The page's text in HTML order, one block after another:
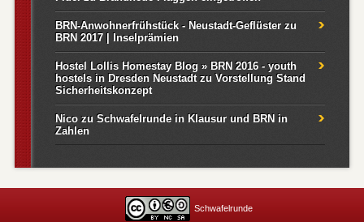
BRN-Anwohnerfrühstück - Neustadt-Geflüsterzu
BRN 2017 | Inselprämien
Hostel Lollis Homestay Blog » BRN 2016 - youth
hostels in Dresden NeustadtzuVorstellung Stand
Sicherheitskonzept
Nicozu Schwafelrunde in Klausur und BRN in
Zahlen
Schwafelrunde